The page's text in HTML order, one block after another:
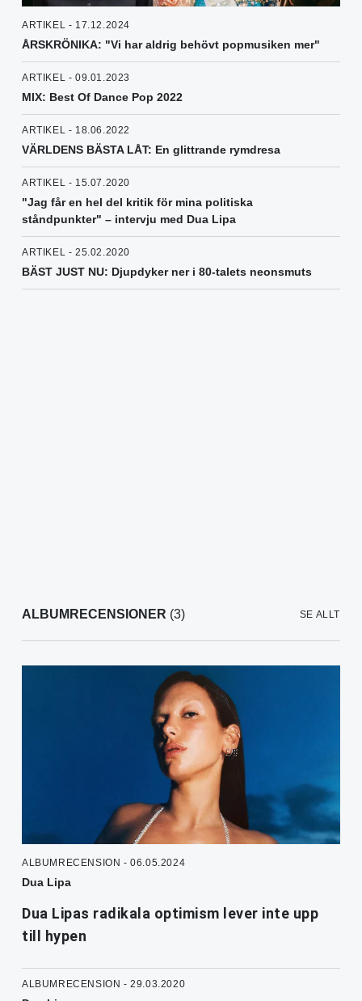
ARTIKEL - 17.12.2024
ÅRSKRÖNIKA: "Vi har aldrig behövt popmusiken mer"
ARTIKEL - 09.01.2023
MIX: Best Of Dance Pop 2022
ARTIKEL - 18.06.2022
VÄRLDENS BÄSTA LÅT: En glittrande rymdresa
ARTIKEL - 15.07.2020
"Jag får en hel del kritik för mina politiska
ståndpunkter" – intervju med Dua Lipa
ARTIKEL - 25.02.2020
BÄST JUST NU: Djupdyker ner i 80-talets neonsmuts
ALBUMRECENSIONER (3) SE ALLT
ALBUMRECENSION - 06.05.2024
Dua Lipa
Dua Lipas radikala optimism lever inte upp
till hypen
ALBUMRECENSION - 29.03.2020